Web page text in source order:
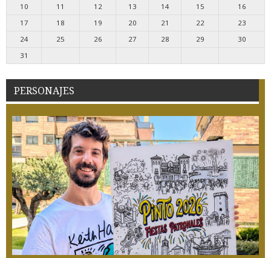
10
11 12 13 14 15
16
17
18 19 20 21 22
23
24
25 26 27 28 29
30
31
PERSONAJES